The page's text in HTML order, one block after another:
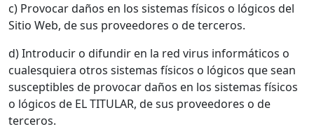
c) Provocar daños en los sistemas físicos o lógicos del
Sitio Web, de sus proveedores o de terceros.
d) Introducir o difundir en la red virus informáticos o
cualesquiera otros sistemas físicos o lógicos que sean
susceptibles de provocar daños en los sistemas físicos
o lógicos de EL TITULAR, de sus proveedores o de
terceros.